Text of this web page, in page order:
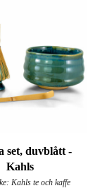
set, duvblått -
Kahls
Kahls te och kaffe